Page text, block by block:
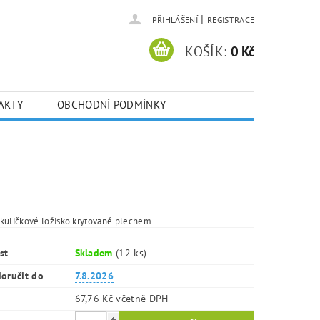
PŘIHLÁŠENÍ | REGISTRACE
KOŠÍK: 0 Kč
OBCHODNÍ PODMÍNKY
ložisko krytované plechem.
Skladem(12 ks)
do
7.8.2026
67,76 Kč včetně DPH